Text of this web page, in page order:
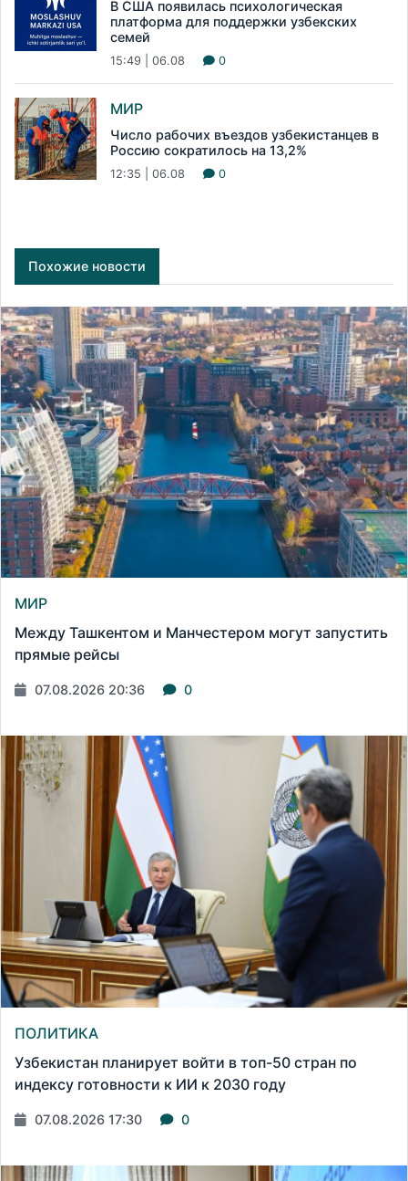
В США появилась психологическая
платформа для поддержки узбекских
семей
15:49 | 06.08 0
МИР
Число рабочих въездов узбекистанцев в
Россию сократилось на 13,2%
12:35 | 06.08 0
Похожие новости
МИР
Между Ташкентом и Манчестером могут запустить
прямые рейсы
07.08.2026 20:36 0
ПОЛИТИКА
Узбекистан планирует войти в топ-50 стран по
индексу готовности к ИИ к 2030 году
07.08.2026 17:30 0